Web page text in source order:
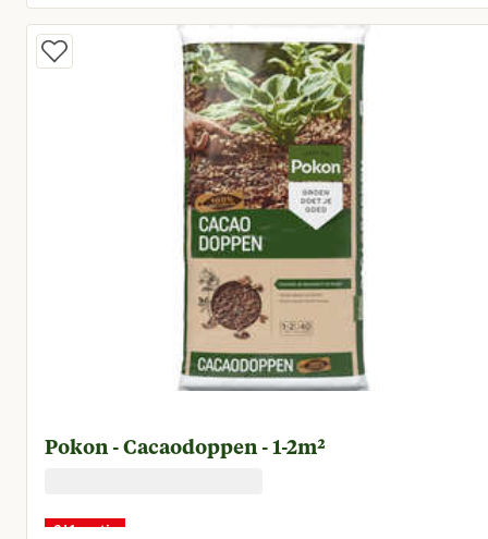
Huidige prijs € 16,00
Pokon - Cacaodoppen - 1-2m²
2+1 gratis